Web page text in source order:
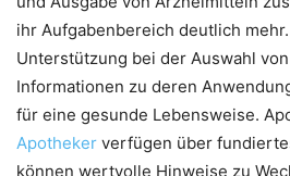
ihr Aufgabenbereich deutlich
Unterstützung bei der Auswahl
Informationen zu deren
für eine gesunde Lebensweise.
Apotheker verfügen über
können wertvolle Hinweise zu